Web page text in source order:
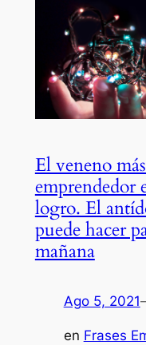
El veneno
emprendedor
logro. El
puede hacer
mañana
Ago 5, 2021
en Frases